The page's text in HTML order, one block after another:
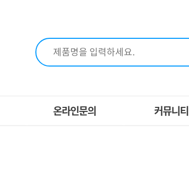
온라인문의 커뮤니티